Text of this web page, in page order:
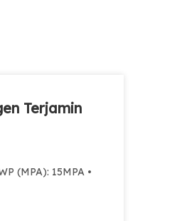
Terjamin
(MPA): 15MPA •